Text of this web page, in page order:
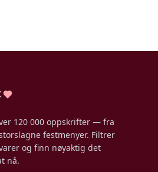
120 000 oppskrifter — fra
festmenyer. Filtrer
og finn nøyaktig det
nå.